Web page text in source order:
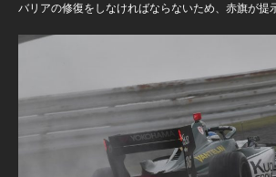
バリアの修復をしなければならないため、赤旗が提